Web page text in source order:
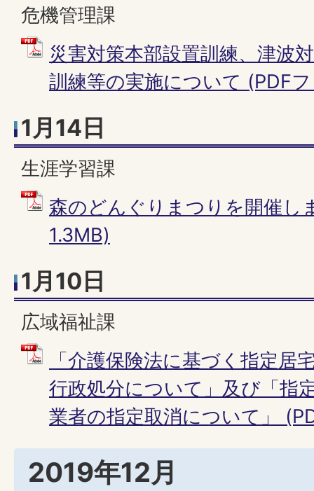
危機管理課
災害対策本部設置訓練、津波
訓練等の実施について (PDF
1月14日
生涯学習課
森のどんぐりまつりを開催し
1.3MB)
1月10日
広域福祉課
「介護保険法に基づく指定居
行政処分について」及び「指
業者の指定取消について」
2019年12月